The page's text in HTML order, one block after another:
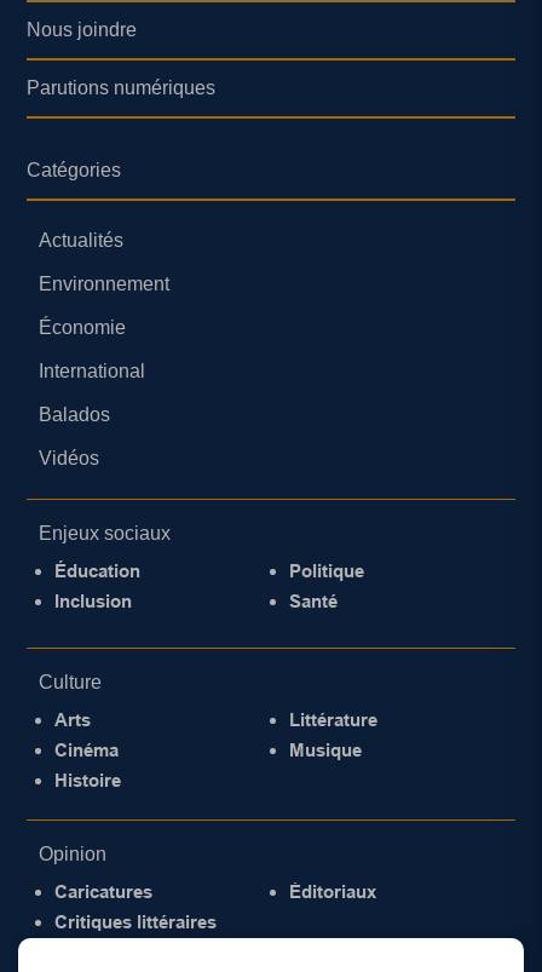
Nous joindre
Parutions numériques
Catégories
Actualités
Environnement
Économie
International
Balados
Vidéos
Enjeux sociaux
Éducation
Inclusion
Politique
Santé
Culture
Arts
Cinéma
Histoire
Littérature
Musique
Opinion
Caricatures
Critiques littéraires
Éditoriaux